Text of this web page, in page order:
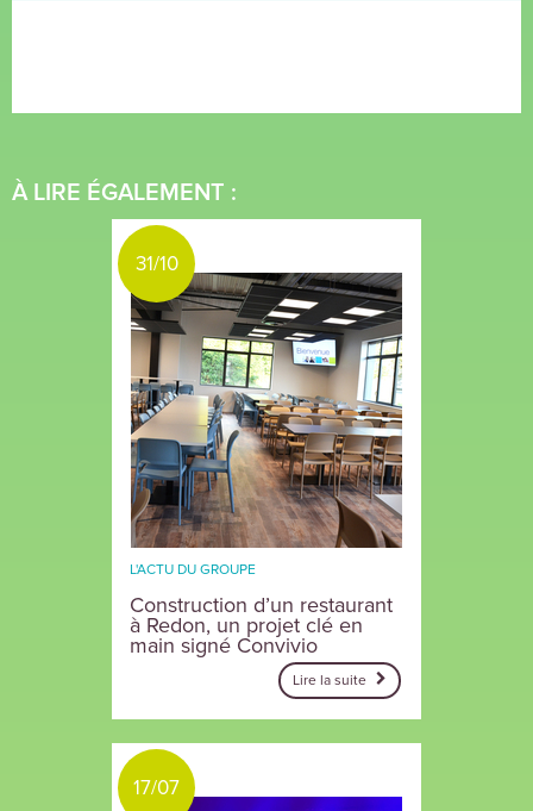
À LIRE ÉGALEMENT :
31/10
L'ACTU DU GROUPE
Construction d’un restaurant
à Redon, un projet clé en
main signé Convivio
Lire la suite
17/07